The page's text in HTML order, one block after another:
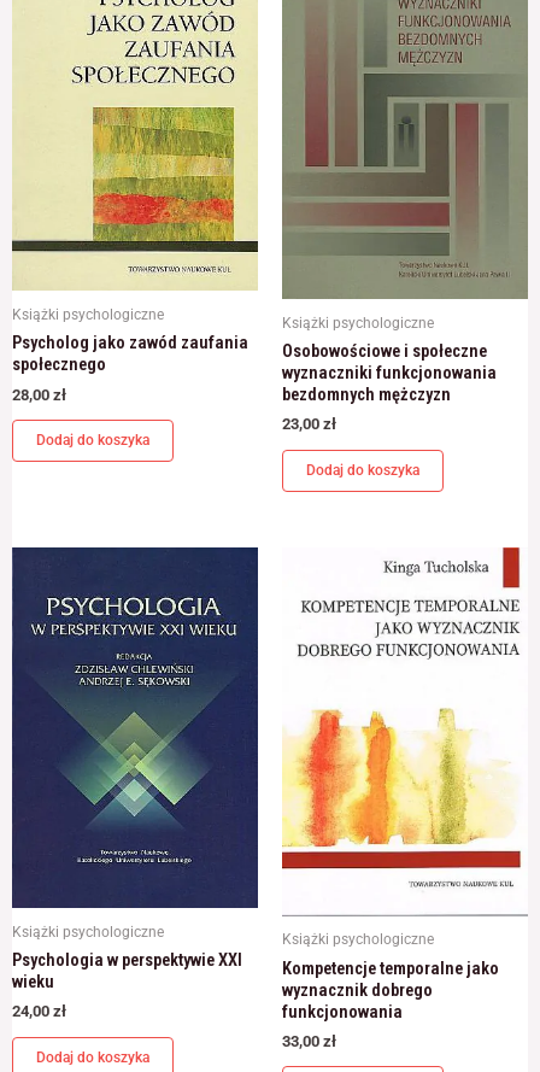
Książki psychologiczne
Psycholog jako zawód zaufania
społecznego
28,00 zł
Dodaj do koszyka
Książki psychologiczne
Osobowościowe i społeczne
wyznaczniki funkcjonowania
bezdomnych mężczyzn
23,00 zł
Dodaj do koszyka
Książki psychologiczne
Psychologia w perspektywie XXI
wieku
24,00 zł
Dodaj do koszyka
Książki psychologiczne
Kompetencje temporalne jako
wyznacznik dobrego
funkcjonowania
33,00 zł